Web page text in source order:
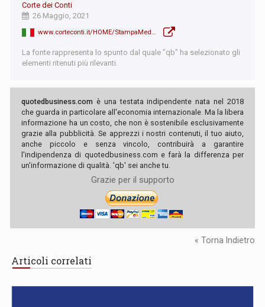
Corte dei Conti
26 Maggio, 2021
www.corteconti.it/HOME/StampaMedia/ComunicatiStampa/DettaglioComunicati?Id=ee67f74c-0bec-4dff-8575-13e1b77a3548
La fonte rappresenta lo spunto dal quale "qb" ha selezionato gli
elementi ritenuti più rilevanti.
quotedbusiness.com è una testata indipendente nata nel 2018
che guarda in particolare all'economia internazionale. Ma la libera
informazione ha un costo, che non è sostenibile esclusivamente
grazie alla pubblicità. Se apprezzi i nostri contenuti, il tuo aiuto,
anche piccolo e senza vincolo, contribuirà a garantire
l'indipendenza di quotedbusiness.com e farà la differenza per
un'informazione di qualità. 'qb' sei anche tu.
Grazie per il supporto
« Torna Indietro
Articoli correlati